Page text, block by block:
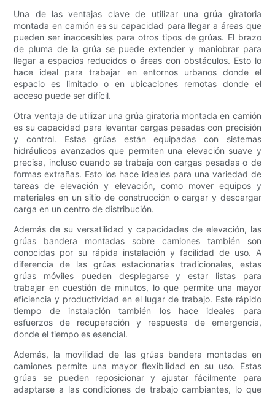
Una de las ventajas clave de utilizar una grúa giratoria
montada en camión es su capacidad para llegar a áreas que
pueden ser inaccesibles para otros tipos de grúas. El brazo
de pluma de la grúa se puede extender y maniobrar para
llegar a espacios reducidos o áreas con obstáculos. Esto lo
hace ideal para trabajar en entornos urbanos donde el
espacio es limitado o en ubicaciones remotas donde el
acceso puede ser difícil.
Otra ventaja de utilizar una grúa giratoria montada en camión
es su capacidad para levantar cargas pesadas con precisión
y control. Estas grúas están equipadas con sistemas
hidráulicos avanzados que permiten una elevación suave y
precisa, incluso cuando se trabaja con cargas pesadas o de
formas extrañas. Esto los hace ideales para una variedad de
tareas de elevación y elevación, como mover equipos y
materiales en un sitio de construcción o cargar y descargar
carga en un centro de distribución.
Además de su versatilidad y capacidades de elevación, las
grúas bandera montadas sobre camiones también son
conocidas por su rápida instalación y facilidad de uso. A
diferencia de las grúas estacionarias tradicionales, estas
grúas móviles pueden desplegarse y estar listas para
trabajar en cuestión de minutos, lo que permite una mayor
eficiencia y productividad en el lugar de trabajo. Este rápido
tiempo de instalación también los hace ideales para
esfuerzos de recuperación y respuesta de emergencia,
donde el tiempo es esencial.
Además, la movilidad de las grúas bandera montadas en
camiones permite una mayor flexibilidad en su uso. Estas
grúas se pueden reposicionar y ajustar fácilmente para
adaptarse a las condiciones de trabajo cambiantes, lo que